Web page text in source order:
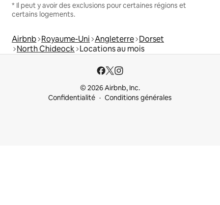
* Il peut y avoir des exclusions pour certaines régions et
certains logements.
Airbnb Royaume-Uni Angleterre Dorset
North Chideock Locations au mois
© 2026 Airbnb, Inc.
Confidentialité
Conditions générales